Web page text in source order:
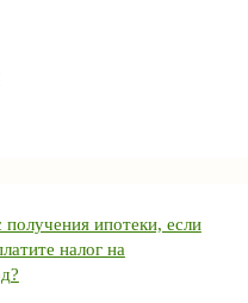
ипотеки, если
налог на